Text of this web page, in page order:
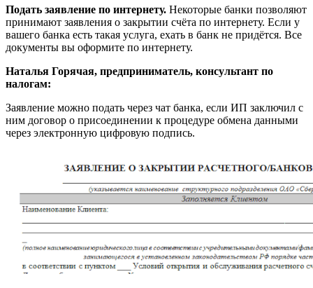
Подать заявление по интернету. Некоторые банки позволяют
принимают заявления о закрытии счёта по интернету. Если у
вашего банка есть такая услуга, ехать в банк не придётся. Все
документы вы оформите по интернету.
Наталья Горячая, предприниматель, консультант по
налогам:
Заявление можно подать через чат банка, если ИП заключил с
ним договор о присоединении к процедуре обмена данными
через электронную цифровую подпись.